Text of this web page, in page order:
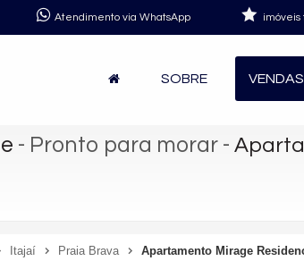
Atendimento via WhatsApp imóveis
SOBRE VENDAS
- Pronto para morar -
Itajaí Praia Brava Apartamento Mirage